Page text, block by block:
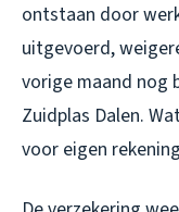
ontstaan door
uitgevoerd,
vorige maand nog
Zuidplas Dalen.
voor eigen